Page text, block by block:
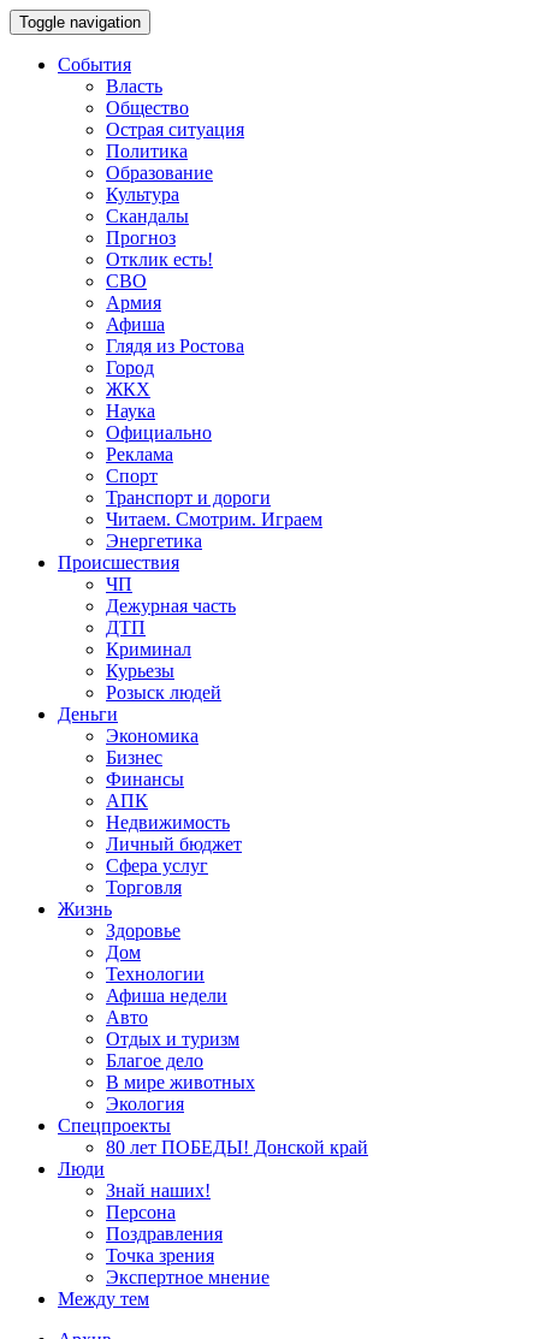
Toggle navigation
События
Власть
Общество
Острая ситуация
Политика
Образование
Культура
Скандалы
Прогноз
Отклик есть!
СВО
Армия
Афиша
Глядя из Ростова
Город
ЖКХ
Наука
Официально
Реклама
Спорт
Транспорт и дороги
Читаем. Смотрим. Играем
Энергетика
Происшествия
ЧП
Дежурная часть
ДТП
Криминал
Курьезы
Розыск людей
Деньги
Экономика
Бизнес
Финансы
АПК
Недвижимость
Личный бюджет
Сфера услуг
Торговля
Жизнь
Здоровье
Дом
Технологии
Афиша недели
Авто
Отдых и туризм
Благое дело
В мире животных
Экология
Спецпроекты
80 лет ПОБЕДЫ! Донской край
Люди
Знай наших!
Персона
Поздравления
Точка зрения
Экспертное мнение
Между тем